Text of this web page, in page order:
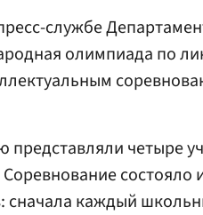
службе
олимпиада по
представляли четыре
состояло
сначала каждый